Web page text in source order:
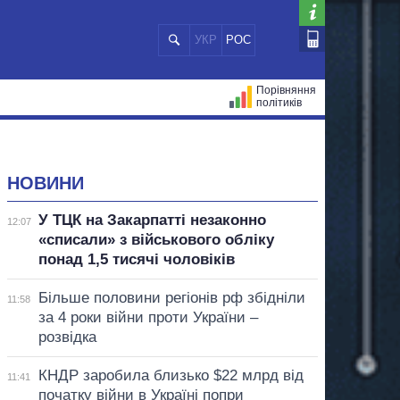
УКР РОС
Порівняння
політиків
НОВИНИ
12:07
У ТЦК на Закарпатті незаконно
«списали» з військового обліку
понад 1,5 тисячі чоловіків
11:58
Більше половини регіонів рф збідніли
за 4 роки війни проти України –
розвідка
11:41
КНДР заробила близько $22 млрд від
початку війни в Україні попри